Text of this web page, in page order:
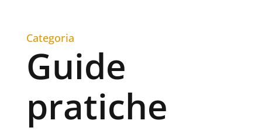
Categoria
Guide
pratiche